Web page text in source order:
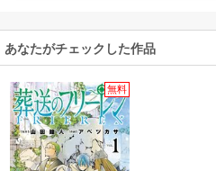
あなたがチェックした作品
無料